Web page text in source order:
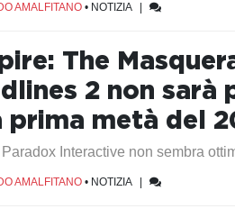
AMALFITANO• NOTIZIA|
The
2 non sarà
prima metà del
Paradox Interactive non sembra
AMALFITANO• NOTIZIA|